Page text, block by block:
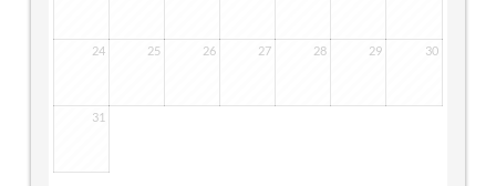
24 25 26 27 28 29 30
31